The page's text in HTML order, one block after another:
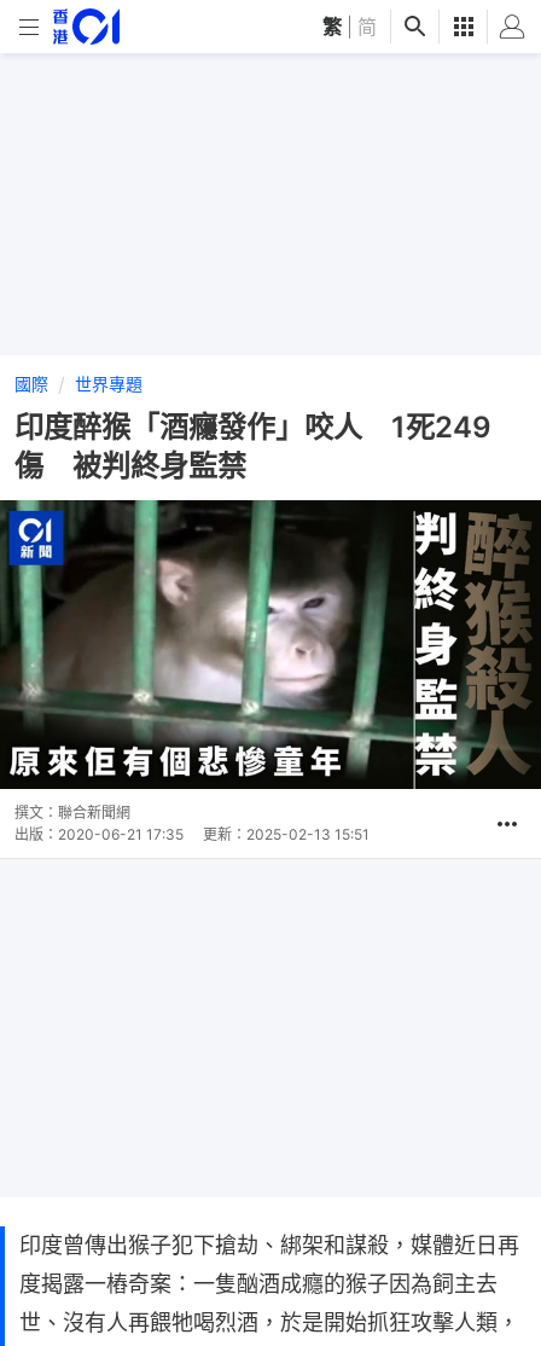
繁 简
國際 世界專題
印度醉猴「酒癮發作」咬人 1死249
傷 被判終身監禁
撰文： 聯合新聞網
出版： 2020-06-21 17:35 更新： 2025-02-13 15:51
印度曾傳出猴子犯下搶劫、綁架和謀殺，媒體近日再
度揭露一樁奇案：一隻酗酒成癮的猴子因為飼主去
世、沒有人再餵牠喝烈酒，於是開始抓狂攻擊人類，